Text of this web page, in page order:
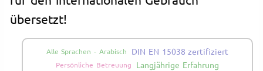
übersetzt!
Alle Sprachen - Arabisch DIN EN 15038 zertifiziert
Persönliche Betreuung Langjährige Erfahrung